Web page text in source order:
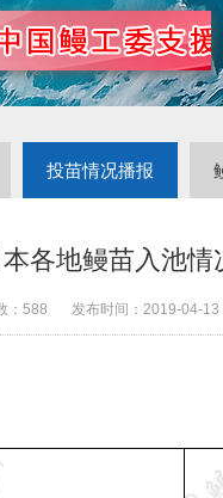
投苗情况播报
本各地鳗苗入池
： 588 发布时间： 2019-04-13